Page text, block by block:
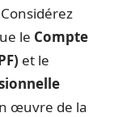
le Compte
et le
œuvre de la